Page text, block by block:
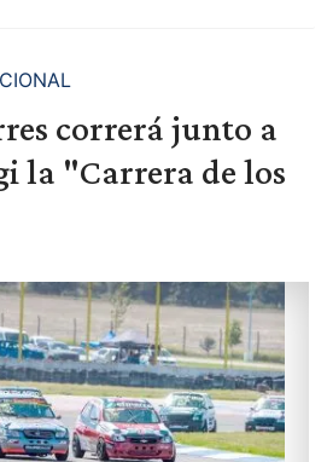
correrá junto a
la "Carrera de los